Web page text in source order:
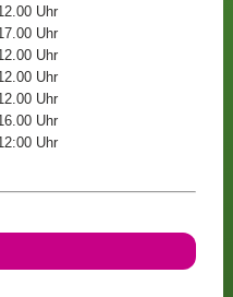
Uhr
Uhr
Uhr
Uhr
Uhr
Uhr
Uhr